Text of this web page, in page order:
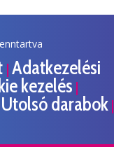
| Adatkezelési
kezelés |
Utolsó darabok|